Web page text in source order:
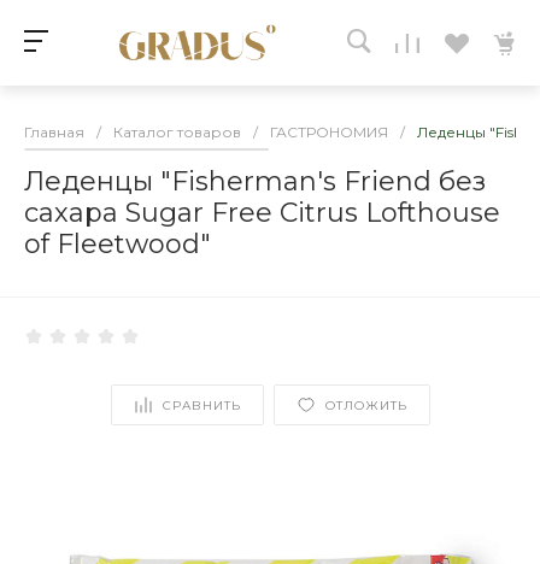
Главная / Каталог товаров / ГАСТРОНОМИЯ / Леденцы
Леденцы "Fisherman's Friend без
сахара Sugar Free Citrus Lofthouse
of Fleetwood"
СРАВНИТЬ ОТЛОЖИТЬ